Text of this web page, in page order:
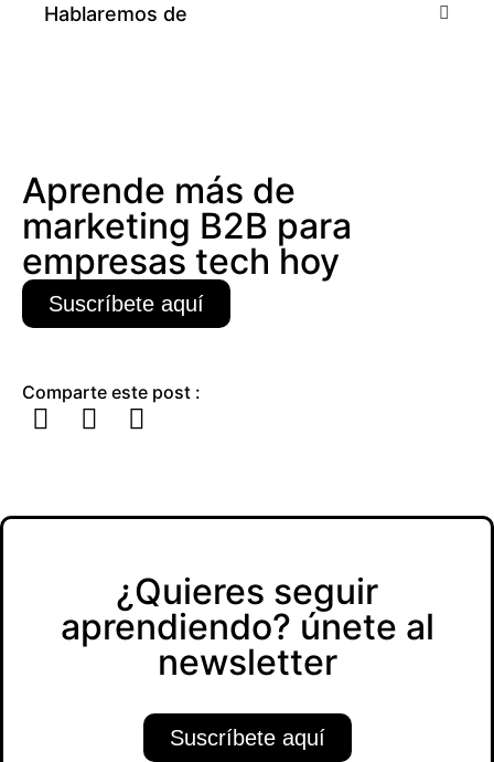
Hablaremos de
Aprende más de
marketing B2B para
empresas tech hoy
Suscríbete aquí
Comparte este post :
¿Quieres seguir
aprendiendo? únete al
newsletter
Suscríbete aquí